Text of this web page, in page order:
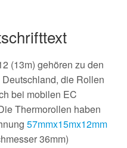
(13m) gehören zu den
die Rollen
bei mobilen EC
Thermorollen haben
57mmx15mx12mm
36mm)